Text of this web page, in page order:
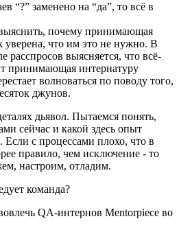
“?” заменено на “да”, то всё в
почему принимающая
уверена, что им это не нужно. В
расспросов выясняется, что всё-
принимающая интернатуру
волноваться по поводу того,
джунов.
дьявол. Пытаемся понять,
сейчас и какой здесь опыт
с процессами плохо, что в
правило, чем исключение - то
настроим, отладим.
команда?
QA-интернов Mentorpiece во